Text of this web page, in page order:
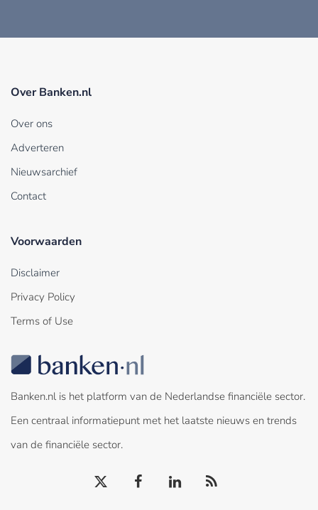
Over Banken.nl
Over ons
Adverteren
Nieuwsarchief
Contact
Voorwaarden
Disclaimer
Privacy Policy
Terms of Use
Banken.nl is het platform van de Nederlandse financiële sector.
Een centraal informatiepunt met het laatste nieuws en trends
van de financiële sector.